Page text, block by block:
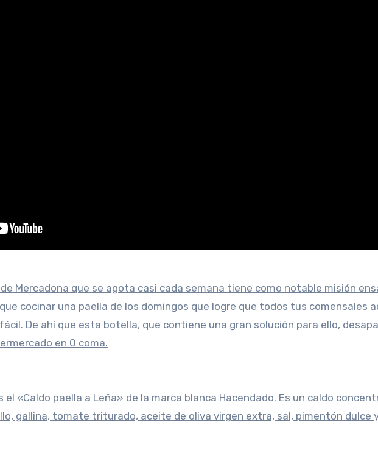
Mercadona que se agota casi cada semana tiene como notable misión
cocinar una paella de los domingos que logre que todos tus comensales
De ahí que esta botella, que contiene una gran solución para ello,
en 0 coma.
«Caldo paella a Leña» de la marca blanca Hacendado. Es un caldo
gallina, tomate triturado, aceite de oliva virgen extra, sal, pimentón dulce